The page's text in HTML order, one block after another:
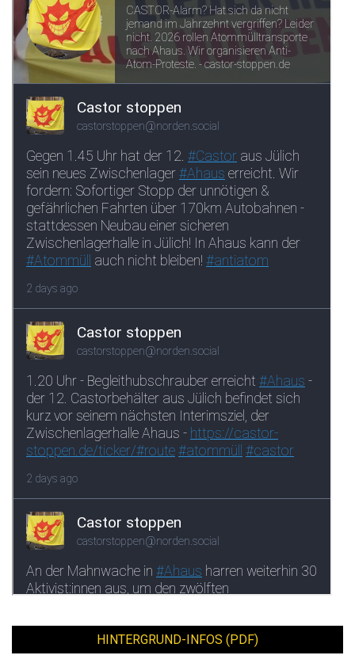
HINTERGRUND-INFOS (PDF)